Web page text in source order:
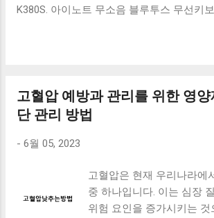
K380S. 아이노트 무소음 블루투스 무선키
OABTKBDA 퓨어 화이트. 코시 베이직 블
랙. 큐센 멤브레인 무선 키보드 블랙
키보드 구매를 고려하실 때, 추가 할인 혜택
다양한 할인 혜택과 빠른배송 혜택을 놓치
인해보세요. 추가할인 확인하기 상품 하나
루투스키보드 같은 상품을 고를 때는 더 고
없습니다. 다양한 상품들을 상세스펙 과 가
해서 구매하실 수 있도록 순위 추천 해드릴
고혈압 예방과 관리를 위한 영양
단 관리 방법
- 6월 05, 2023
고혈압은 현재 우리나라에
중 하나입니다. 이는 심장
위험 요인을 증가시키는